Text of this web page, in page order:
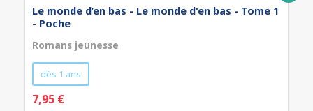
Le monde d’en bas - Le monde d'en bas - Tome 1
- Poche
Romans jeunesse
dès 1 ans
7,95 €